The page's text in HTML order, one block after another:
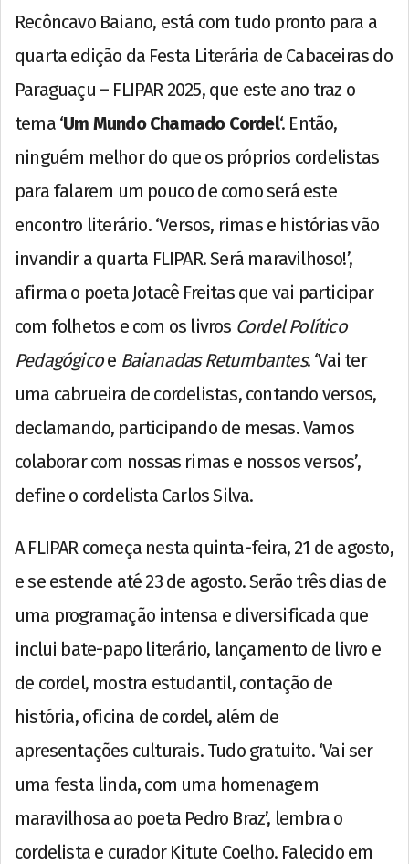
Recôncavo Baiano, está com tudo pronto para a
quarta edição da Festa Literária de Cabaceiras do
Paraguaçu – FLIPAR 2025, que este ano traz o
tema ‘Um Mundo Chamado Cordel‘. Então,
ninguém melhor do que os próprios cordelistas
para falarem um pouco de como será este
encontro literário. ‘Versos, rimas e histórias vão
invandir a quarta FLIPAR. Será maravilhoso!’,
afirma o poeta Jotacê Freitas que vai participar
com folhetos e com os livros Cordel Político
Pedagógicoe Baianadas Retumbantes. ‘Vai ter
uma cabrueira de cordelistas, contando versos,
declamando, participando de mesas. Vamos
colaborar com nossas rimas e nossos versos’,
define o cordelista Carlos Silva.
A FLIPAR começa nesta quinta-feira, 21 de agosto,
e se estende até 23 de agosto. Serão três dias de
uma programação intensa e diversificada que
inclui bate-papo literário, lançamento de livro e
de cordel, mostra estudantil, contação de
história, oficina de cordel, além de
apresentações culturais. Tudo gratuito. ‘Vai ser
uma festa linda, com uma homenagem
maravilhosa ao poeta Pedro Braz’, lembra o
cordelista e curador Kitute Coelho. Falecido em